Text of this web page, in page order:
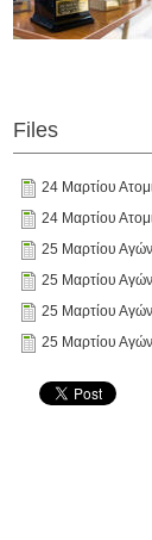
Files
24 Μαρτίου
24 Μαρτίου
25 Μαρτίου
25 Μαρτίου
25 Μαρτίου
25 Μαρτίου